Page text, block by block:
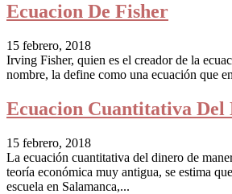
Ecuacion De Fisher
15 febrero, 2018
Irving Fisher, quien es el creador de la
nombre, la define como una ecuación que
Ecuacion Cuantitativa Del
15 febrero, 2018
La ecuación cuantitativa del dinero de
teoría económica muy antigua, se estima
escuela en Salamanca,...